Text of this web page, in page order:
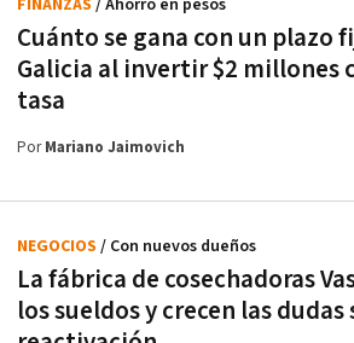
Cuánto se gana con un plazo
Galicia al invertir $2 millones
tasa
FINANZAS / Ahorro en pesos
PorMariano Jaimovich
La fábrica de cosechadoras
los sueldos y crecen las dudas
NEGOCIOS / Con nuevos dueños